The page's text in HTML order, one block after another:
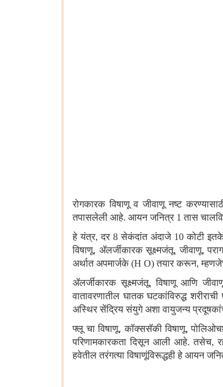
रोगकारक विषाणू व जीवाणू नष्ट
तपासलेली आहे. आयन जनित्र 1 तास चालविले
हे यंत्र, दर 8 सेकंदांत अंदाजे 10 कोटी
विषाणू, ॲलर्जीकारक सूक्ष्मजंतू, जीवाणू,
अर्थात अपमार्जके (H O) तयार करून, म्हणजेच
ॲलर्जीकारक सूक्ष्मजंतू, विषाणू आणि
वातावरणातील घातक घटकांविरुद्ध
अस्थिर सेंद्रिय संयुगे अशा वायुजन्य
फ्लू चा विषाणू, कॉक्ससॅकी विषाणू,
परिणामकारकता दिसून आली आहे. तसेच,
हवेतील तरंगत्या विषाणूंविरूद्धही हे आयन